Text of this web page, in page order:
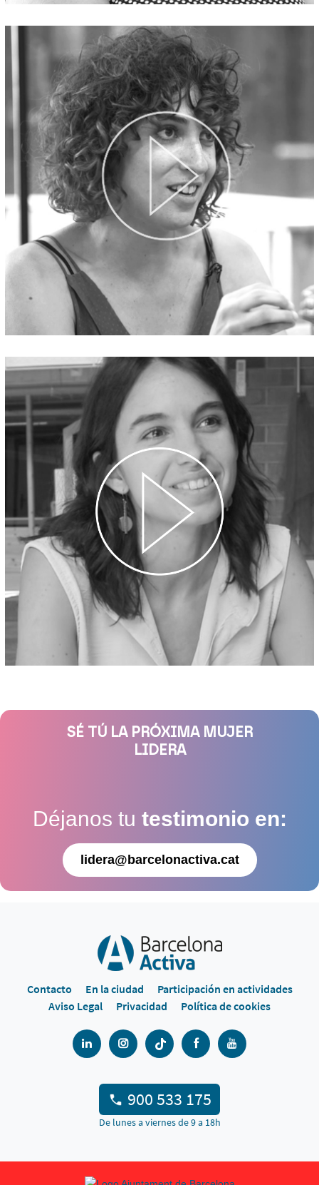
SÉ TÚ LA PRÓXIMA MUJER
LIDERA
Déjanos tu testimonio en:
lidera@barcelonactiva.cat
Contacto En la ciudad
Participación en actividades
Aviso Legal
Privacidad Política de cookies
900 533 175
De lunes a viernes de 9 a 18h